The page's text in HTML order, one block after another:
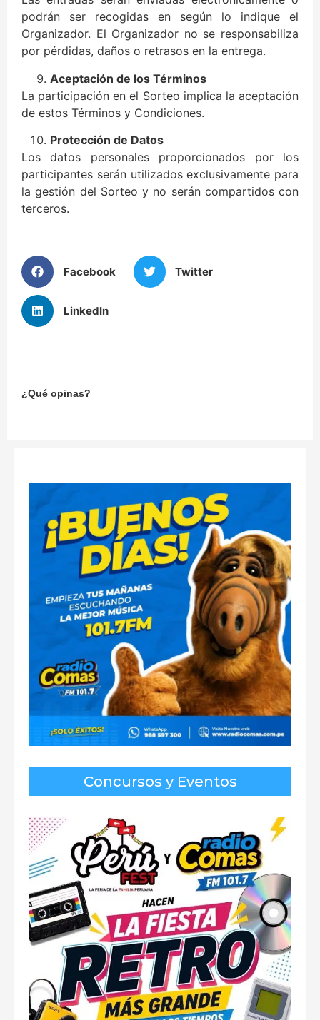
podrán ser recogidas en según lo indique el
Organizador. El Organizador no se responsabiliza
por pérdidas, daños o retrasos en la entrega.
Aceptación de los Términos
La participación en el Sorteo implica la aceptación
de estos Términos y Condiciones.
Protección de Datos
Los datos personales proporcionados por los
participantes serán utilizados exclusivamente para
la gestión del Sorteo y no serán compartidos con
terceros.
Facebook Twitter
LinkedIn
¿Qué opinas?
Concursos y Eventos